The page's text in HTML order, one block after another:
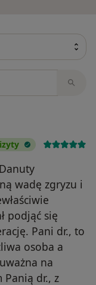
wadę zgryzu i
podjąć się
Pani dr., to
osoba a
na
dr., z